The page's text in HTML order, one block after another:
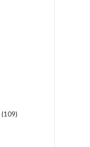
(109)